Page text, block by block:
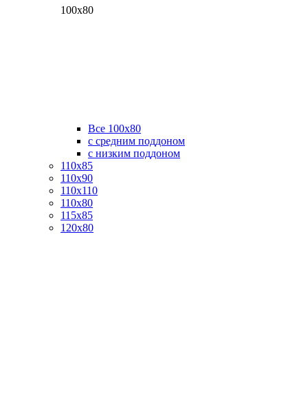
100х80
Все 100х80
с средним поддоном
с низким поддоном
110х85
110х90
110х110
110х80
115х85
120х80